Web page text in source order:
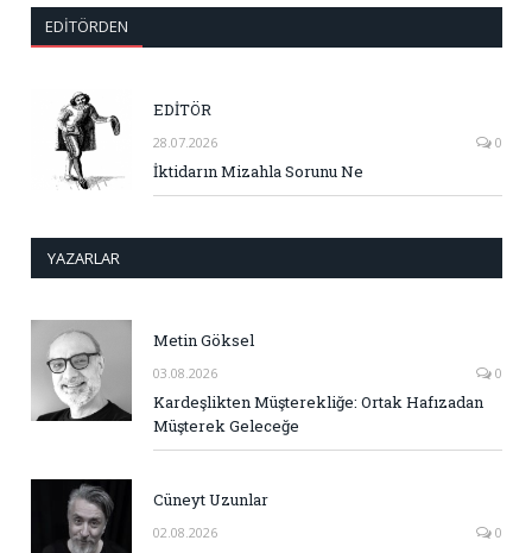
EDITÖRDEN
EDİTÖR
28.07.2026 0
İktidarın Mizahla Sorunu Ne
YAZARLAR
Metin Göksel
03.08.2026 0
Kardeşlikten Müşterekliğe: Ortak Hafızadan
Müşterek Geleceğe
Cüneyt Uzunlar
02.08.2026 0